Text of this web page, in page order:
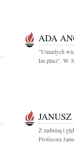
ADA
"Umarłych
Im płaci". W.
Z zadumą i
Profesora